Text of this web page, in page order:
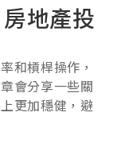
地產投
和槓桿操作，
會分享一些關
更加穩健，避